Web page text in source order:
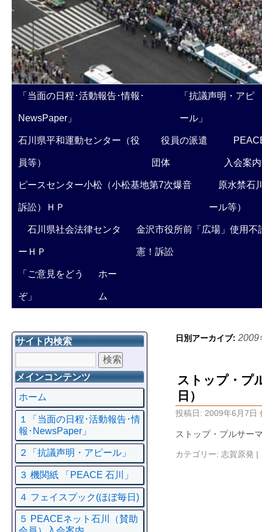
「当面の日程･活動報告･情報･
NewsPaper」
「抗議声明・アピ
ール」
石川県平和運動センター（役
員等）
役員の派遣
団体 入会案内
ピースセンター小松（小松基地第7次爆音
訴訟）ＨＰ
原水禁石
ール等）
石川県社会法律センタ
ーＨＰ
金沢市役所前「広場」使用不
憲！訴訟
「ご意見をどう
ぞ」
ホー
ム
日別アーカイブ: 2009
ストップ・プ
日）
投稿日: 2009年6月7日
ストップ・プルサー
カテゴリー: 志賀原発 |
サイト内検索
メインコンテンツ
ホーム
１「当面の日程･活動報告･情
報･NewsPaper」
２「抗議声明・アピール」
３ 機関紙 「PEACE 石川」
４ フェイスプック(ほぼ毎日)
５ PEACEネット石川（賛助